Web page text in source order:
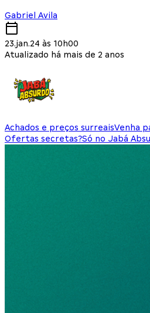
Gabriel Avila
23.jan.24 às 10h00
Atualizado há mais de 2 anos
Achados e preços surreaisVenha
Ofertas secretas?Só no Jabá